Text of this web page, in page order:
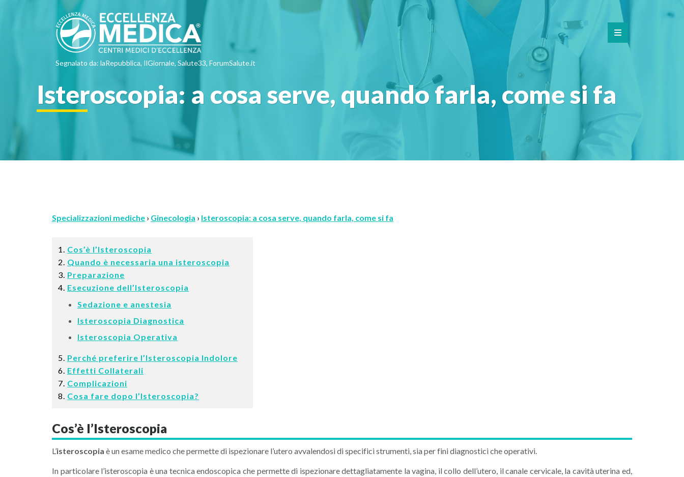
Segnalato da: laRepubblica, IlGiornale, Salute33, ForumSalute.it
Isteroscopia: a cosa serve, quando farla, come si fa
Specializzazioni mediche › Ginecologia › Isteroscopia: a cosa serve, quando farla, come si fa
Cos’è l’Isteroscopia
Quando è necessaria una isteroscopia
Preparazione
Esecuzione dell’Isteroscopia
Sedazione e anestesia
Isteroscopia Diagnostica
Isteroscopia Operativa
Perché preferire l’Isteroscopia Indolore
Effetti Collaterali
Complicazioni
Cosa fare dopo l’Isteroscopia?
Cos’è l’Isteroscopia
L’isteroscopia è un esame medico che permette di ispezionare l’utero avvalendosi di specifici strumenti, sia per fini diagnostici che operativi.
In particolare l’isteroscopia è una tecnica endoscopica che permette di ispezionare dettagliatamente la vagina, il collo dell’utero, il canale cervicale, la cavità uterina ed,